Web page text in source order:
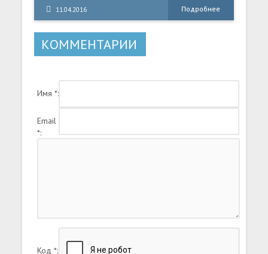
11.04.2016 Подробнее
КОММЕНТАРИИ
Имя *:
Email
*:
Код *: